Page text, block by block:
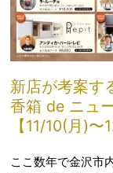
新店が考案す
香箱 de ニュ
【11/10(月)〜
ここ数年で金沢市